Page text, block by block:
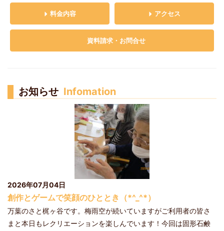
料金内容 アクセス
資料請求・お問合せ
お知らせ Infomation
2026年07月04日
創作とゲームで笑顔のひととき（*^_^*）
万葉のさと梶ヶ谷です。梅雨空が続いていますがご利用者の皆さ
まと本日もレクリエーションを楽しんでいます！今回は固形石鹸